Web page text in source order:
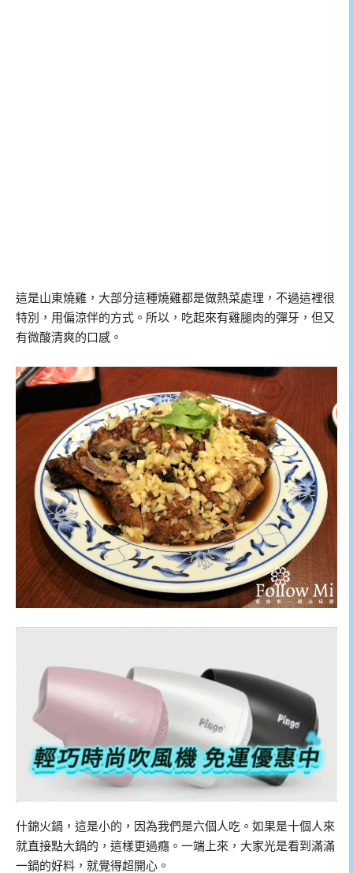
這是山東燒雞，大部分這種燒雞都是做熱菜處理，不過這裡很
特別，用偏涼伴的方式。所以，吃起來有雞腿肉的彈牙，但又
有微酸清爽的口感。
什錦火鍋，這是小的，因為我們是六個人吃。如果是十個人來
就直接點大鍋的，這樣更過癮。一端上來，大家光是看到滿滿
一鍋的好料，就覺得超開心。